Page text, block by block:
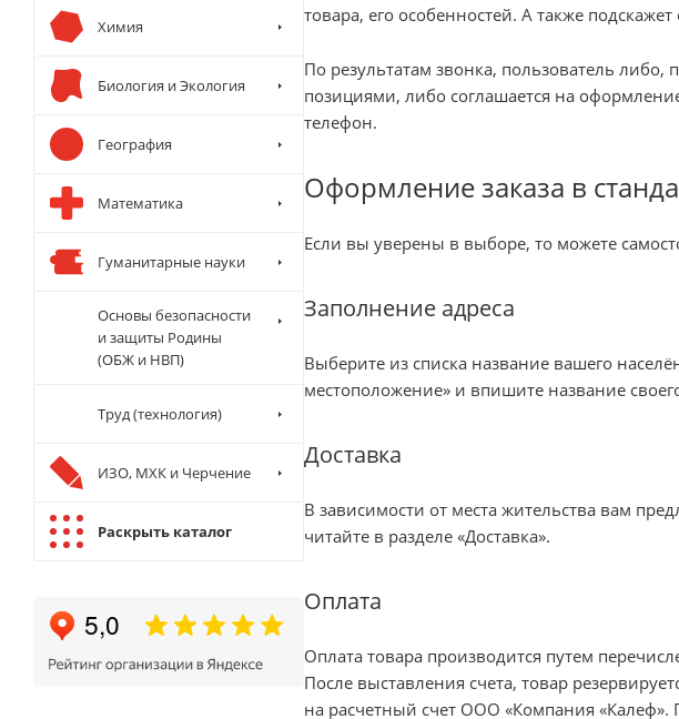
товара, его особенностей. А также
По результатам звонка, пользователь
позициями, либо соглашается на
телефон.
Оформление заказа в
Если вы уверены в выборе, то можете
Заполнение адреса
Выберите из списка название вашего
местоположение» и впишите название
Доставка
В зависимости от места жительства вам
читайте в разделе «Доставка».
Оплата
Оплата товара производится путем
После выставления счета, товар
на расчетный счет ООО «Компания «Калеф».
Химия
Биология и Экология
География
Математика
Гуманитарные науки
Основы безопасности
и защиты Родины
(ОБЖ и НВП)
Труд (технология)
ИЗО, МХК и Черчение
Раскрыть каталог